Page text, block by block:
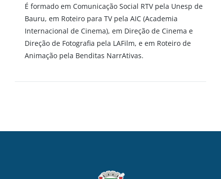
É formado em Comunicação Social RTV pela Unesp de
Bauru, em Roteiro para TV pela AIC (Academia
Internacional de Cinema), em Direção de Cinema e
Direção de Fotografia pela LAFilm, e em Roteiro de
Animação pela Benditas NarrAtivas.